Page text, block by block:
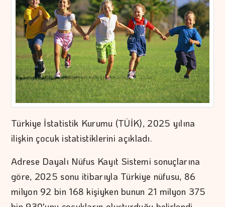
Türkiye İstatistik Kurumu (TÜİK), 2025 yılına
ilişkin çocuk istatistiklerini açıkladı.
Adrese Dayalı Nüfus Kayıt Sistemi sonuçlarına
göre, 2025 sonu itibarıyla Türkiye nüfusu, 86
milyon 92 bin 168 kişiyken bunun 21 milyon 375